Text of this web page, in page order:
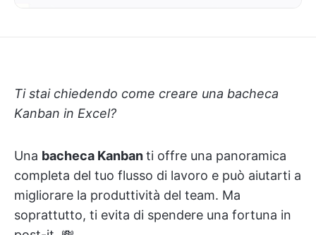
Ti stai chiedendo come creare una bacheca
Kanban in Excel?
Una bacheca Kanbanti offre una panoramica
completa del tuo flusso di lavoro e può aiutarti a
migliorare la produttività del team. Ma
soprattutto, ti evita di spendere una fortuna in